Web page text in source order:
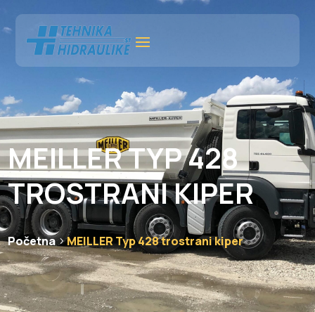
MEILLER TYP 428
TROSTRANI KIPER
Početna MEILLER Typ 428 trostrani kiper